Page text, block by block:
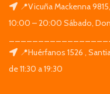
📍Vicuña Mackenna
10:00 – 20:00 Sábado,
📍Huérfanos 1526 ,
de 11:30 a 19:30